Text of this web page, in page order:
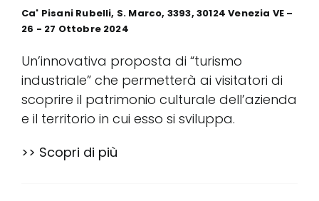
Ca' Pisani Rubelli, S. Marco, 3393, 30124 Venezia VE –
26 - 27 Ottobre 2024
Un’innovativa proposta di “turismo
industriale” che permetterà ai visitatori di
scoprire il patrimonio culturale dell’azienda
e il territorio in cui esso si sviluppa.
>> Scopri di più